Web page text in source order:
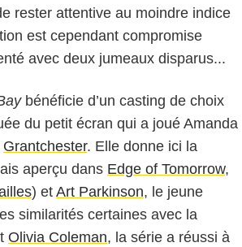
rester attentive au moindre indice
est cependant compromise
avec deux jumeaux disparus...
bénéficie d’un casting de choix
du petit écran qui a joué Amanda
Grantchester. Elle donne ici la
aperçu dans Edge of Tomorrow,
) et Art Parkinson, le jeune
similarités certaines avec la
Olivia Coleman, la série a réussi à